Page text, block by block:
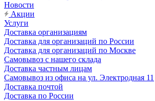
Новости
Акции
Услуги
Доставка организациям
Доставка для организаций по России
Доставка для организаций по Москве
Самовывоз с нашего склада
Доставка частным лицам
Самовывоз из офиса на ул. Электродная 11
Доставка почтой
Доставка по России